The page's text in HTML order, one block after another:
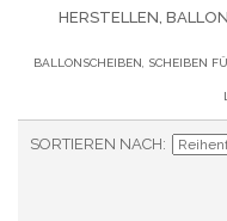
HERSTELLEN,
BALLONSCHEIBEN, SCHEIBEN
SORTIEREN NACH